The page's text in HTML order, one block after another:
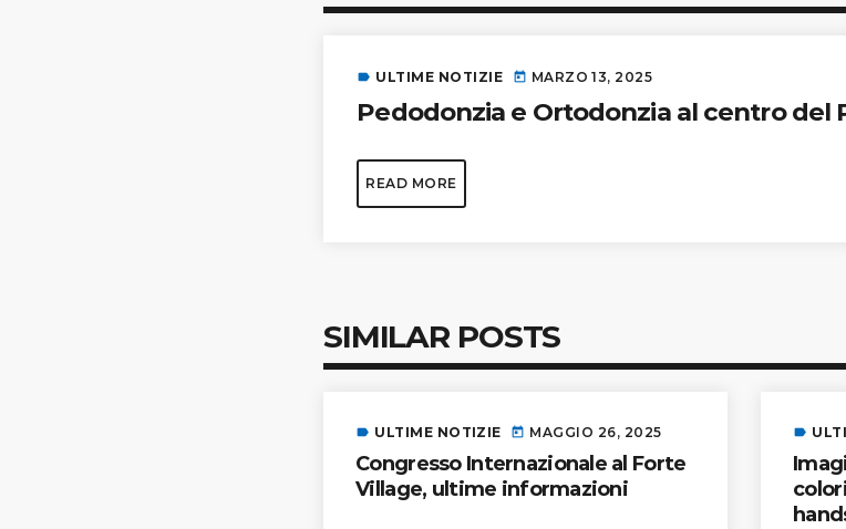
label ULTIME NOTIZIE today MARZO 13, 2025
Pedodonzia e Ortodonzia al centro del
READ MORE
SIMILAR POSTS
label ULTIME NOTIZIE today MAGGIO 26, 2025
Congresso Internazionale al Forte
Village, ultime informazioni
label